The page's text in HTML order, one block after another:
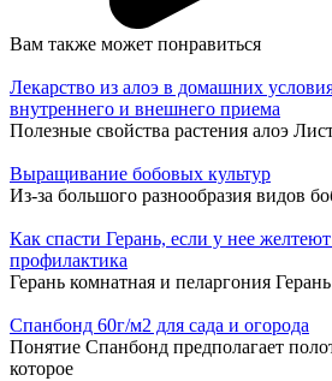
Вам также может понравиться
Лекарство из алоэ в домашних
внутреннего и внешнего приема
Полезные свойства растения алоэ
Выращивание бобовых культур
Из-за большого разнообразия видов
Как спасти Герань, если у нее
профилактика
Герань комнатная и пеларгония
Спанбонд 60г/м2 для сада и огорода
Понятие Спанбонд предполагает
которое